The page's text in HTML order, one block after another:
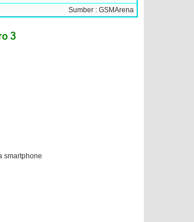
Sumber : GSMArena
3
smartphone